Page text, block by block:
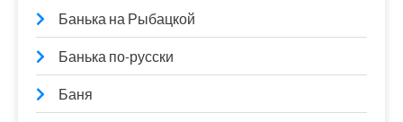
Банька на Рыбацкой
Банька по-русски
Баня